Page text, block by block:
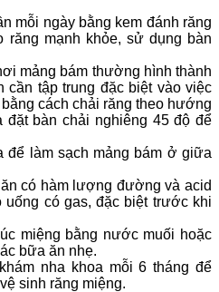
mỗi ngày bằng kem đánh răng
răng mạnh khỏe, sử dụng bàn
mảng bám thường hình thành
cần tập trung đặc biệt vào việc
cách chải răng theo hướng
bàn chải nghiêng 45 độ để
để làm sạch mảng bám ở giữa
có hàm lượng đường và acid
uống có gas, đặc biệt trước khi
miệng bằng nước muối hoặc
bữa ăn nhẹ.
nha khoa mỗi 6 tháng để
sinh răng miệng.